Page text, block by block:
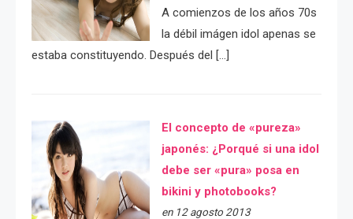
A comienzos de los años 70s
la débil imágen idol apenas se
estaba constituyendo. Después del […]
El concepto de «pureza»
japonés: ¿Porqué si una idol
debe ser «pura» posa en
bikini y photobooks?
en 12 agosto 2013